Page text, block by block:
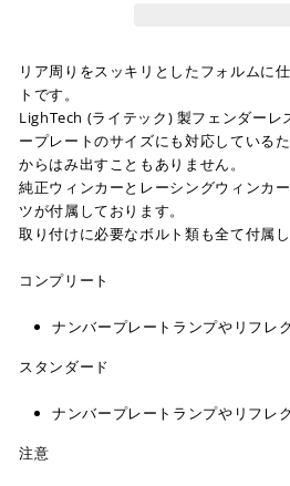
リア周りをスッキリとしたフォルムに
トです。
LighTech (ライテック) 製フェンダーレ
ープレートのサイズにも対応している
からはみ出すこともありません。
純正ウィンカーとレーシングウィンカ
ツが付属しております。
取り付けに必要なボルト類も全て付属し
コンプリート
ナンバープレートランプやリフレ
スタンダード
ナンバープレートランプやリフレ
注意